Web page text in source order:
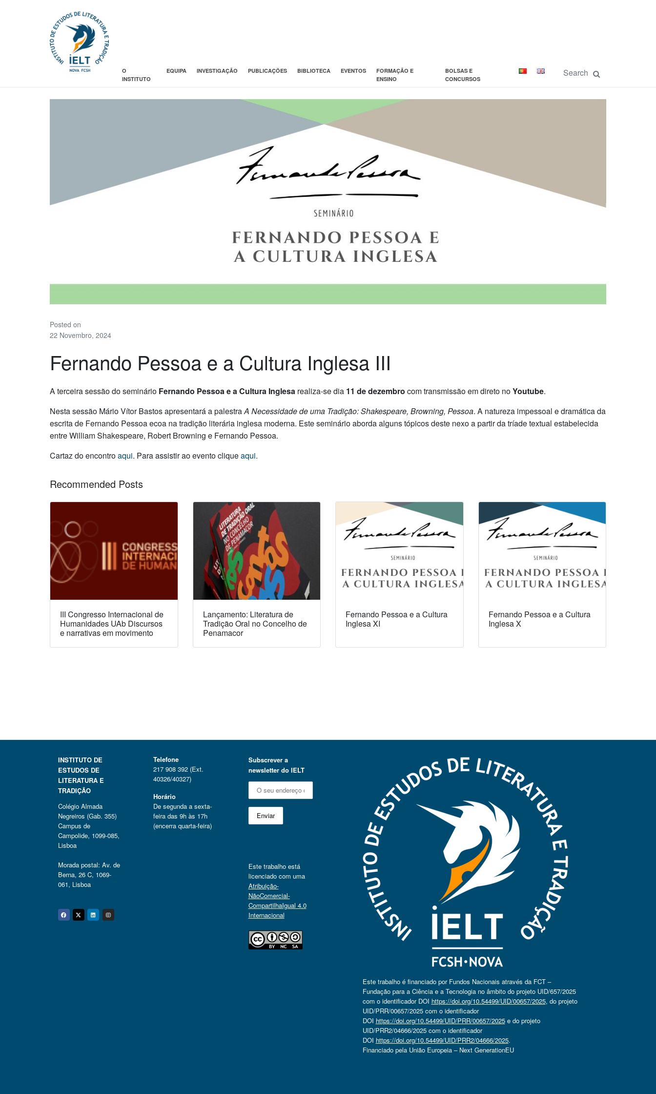
O
INSTITUTO
EQUIPA INVESTIGAÇÃO PUBLICAÇÕES BIBLIOTECA EVENTOS
FORMAÇÃO E
ENSINO
BOLSAS E
CONCURSOS
Posted on
22 Novembro, 2024
Fernando Pessoa e a Cultura Inglesa III
A terceira sessão do seminário Fernando Pessoa e a Cultura Inglesa realiza-se dia 11 de dezembro com transmissão em direto noYoutube.
Nesta sessão Mário Vítor Bastos apresentará a palestraA Necessidade de uma Tradição: Shakespeare, Browning, Pessoa. A natureza impessoal e dramática da
escrita de Fernando Pessoa ecoa na tradição literária inglesa moderna. Este seminário aborda alguns tópicos deste nexo a partir da tríade textual estabelecida
entre William Shakespeare, Robert Browning e Fernando Pessoa.
Cartaz do encontroaqui. Para assistir ao evento cliqueaqui.
Recommended Posts
III Congresso Internacional de
Humanidades UAb Discursos
e narrativas em movimento
Lançamento: Literatura de
Tradição Oral no Concelho de
Penamacor
Fernando Pessoa e a Cultura
Inglesa XI
Fernando Pessoa e a Cultura
Inglesa X
INSTITUTO DE
ESTUDOS DE
LITERATURA E
TRADIÇÃO
Colégio Almada
Negreiros (Gab. 355)
Campus de
Campolide, 1099-085,
Lisboa
Morada postal: Av. de
Berna, 26 C, 1069-
061, Lisboa
Facebook
Twitter
Linkedin
Instagram
Telefone
217 908 392 (Ext.
40326/40327)
Horário
De segunda a sexta-
feira das 9h às 17h
(encerra quarta-feira)
Subscrever a
newsletter do IELT
Este trabalho está
licenciado com uma
Atribuição-
NãoComercial-
CompartilhaIgual 4.0
Internacional
Este trabalho é financiado por Fundos Nacionais através da FCT –
Fundação para a Ciência e a Tecnologia no âmbito do projeto UID/657/2025
com o identificador DOI https://doi.org/10.54499/UID/00657/2025, do projeto
UID/PRR/00657/2025 com o identificador
DOI https://doi.org/10.54499/UID/PRR/00657/2025e do projeto
UID/PRR2/04666/2025 com o identificador
DOI https://doi.org/10.54499/UID/PRR2/04666/2025.
Financiado pela União Europeia – Next GenerationEU